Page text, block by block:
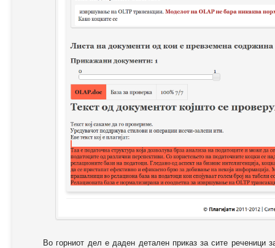
Во горниот дел е даден детален приказ за сите реченици